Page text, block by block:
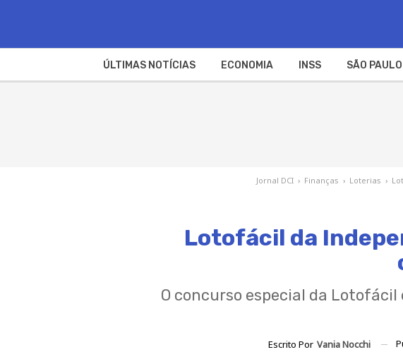
ÚLTIMAS NOTÍCIAS ECONOMIA INSS SÃO PAULO
Jornal DCI › Finanças › Loterias ›
Lotofácil da
O concurso especial da Lotofácil
Escrito Por Vania Nocchi